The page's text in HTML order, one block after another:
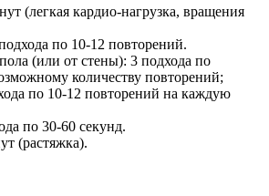
(легкая кардио-нагрузка, вращения
по 10-12 повторений.
(или от стены): 3 подхода по
количеству повторений;
по 10-12 повторений на каждую
по 30-60 секунд.
(растяжка).